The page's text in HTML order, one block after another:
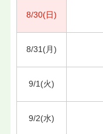
8/30(日)
8/31(月)
9/1(火)
9/2(水)